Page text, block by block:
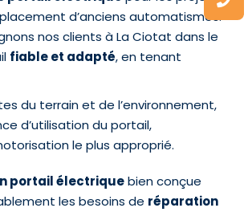
d’anciens automatismes.
nos clients à La Ciotat dans le
fiable et adapté, en tenant
du terrain et de l’environnement,
d’utilisation du portail,
le plus approprié.
portail électriquebien conçue
les besoins de réparation